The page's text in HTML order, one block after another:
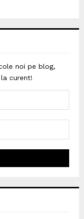
noi pe blog,
curent!